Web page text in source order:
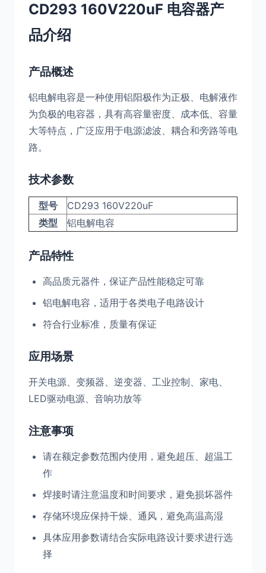
CD293 160V220uF 电容器产
品介绍
产品概述
铝电解电容是一种使用铝阳极作为正极、电解液作
为负极的电容器，具有高容量密度、成本低、容量
大等特点，广泛应用于电源滤波、耦合和旁路等电
路。
技术参数
型号
CD293 160V220uF
类型
铝电解电容
产品特性
高品质元器件，保证产品性能稳定可靠
铝电解电容，适用于各类电子电路设计
符合行业标准，质量有保证
应用场景
开关电源、变频器、逆变器、工业控制、家电、
LED驱动电源、音响功放等
注意事项
请在额定参数范围内使用，避免超压、超温工
作
焊接时请注意温度和时间要求，避免损坏器件
存储环境应保持干燥、通风，避免高温高湿
具体应用参数请结合实际电路设计要求进行选
择